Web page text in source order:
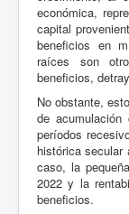
económica,
capital
beneficios en
raíces son
beneficios,
No obstante,
de
períodos
histórica
caso, la
2022 y la
beneficios.